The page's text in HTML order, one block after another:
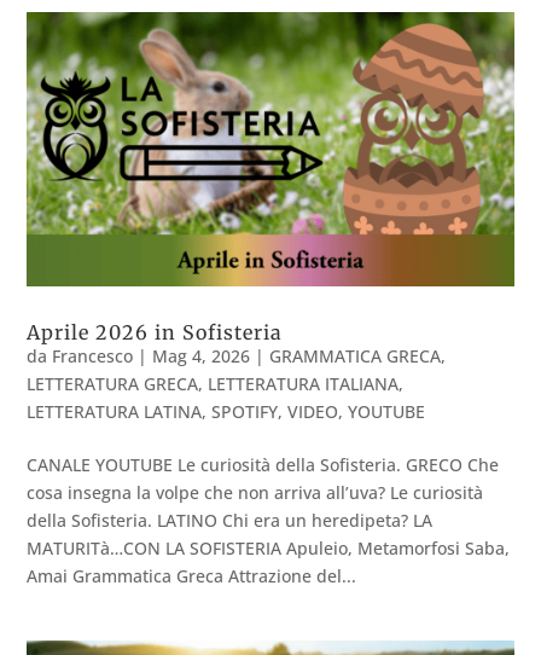
Aprile 2026 in Sofisteria
da Francesco | Mag 4, 2026 | GRAMMATICA GRECA,
LETTERATURA GRECA, LETTERATURA ITALIANA,
LETTERATURA LATINA,SPOTIFY,VIDEO,YOUTUBE
CANALE YOUTUBE Le curiosità della Sofisteria. GRECO Che
cosa insegna la volpe che non arriva all’uva? Le curiosità
della Sofisteria. LATINO Chi era un heredipeta? LA
MATURITà…CON LA SOFISTERIA Apuleio, Metamorfosi Saba,
Amai Grammatica Greca Attrazione del...